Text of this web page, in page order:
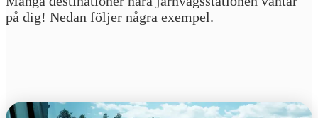
på dig! Nedan följer några exempel.